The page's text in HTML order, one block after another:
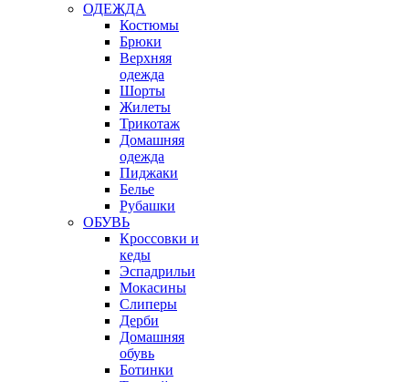
ОДЕЖДА
Костюмы
Брюки
Верхняя
одежда
Шорты
Жилеты
Трикотаж
Домашняя
одежда
Пиджаки
Белье
Рубашки
ОБУВЬ
Кроссовки и
кеды
Эспадрильи
Мокасины
Слиперы
Дерби
Домашняя
обувь
Ботинки